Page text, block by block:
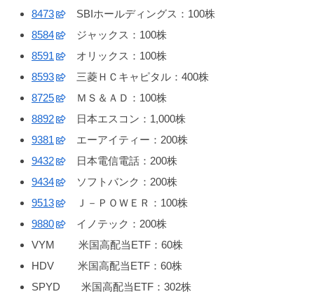
8473
SBIホールディングス：100株
8584
ジャックス：100株
8591
オリックス：100株
8593
三菱ＨＣキャピタル：400株
8725
ＭＳ＆ＡＤ：100株
8892
日本エスコン：1,000株
9381
エーアイティー：200株
9432
日本電信電話：200株
9434
ソフトバンク：200株
9513
Ｊ－ＰＯＷＥＲ：100株
9880
イノテック：200株
VYM 米国高配当ETF：60株
HDV 米国高配当ETF：60株
SPYD 米国高配当ETF：302株